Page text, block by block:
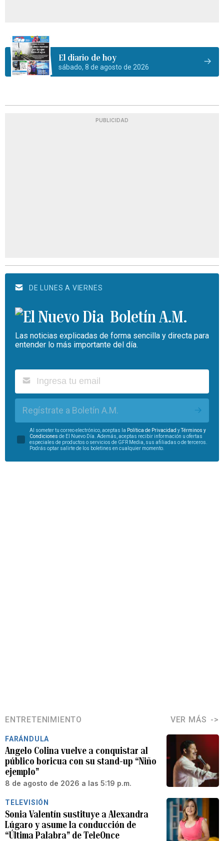
El diario de hoy
sábado, 8 de agosto de 2026
PUBLICIDAD
DE LUNES A VIERNES
Boletín A.M.
Las noticias explicadas de forma sencilla y directa para
entender lo más importante del día.
Regístrate a Boletín A.M.
Al someter tu correo electrónico, aceptas la Política de Privacidad yTérminos y
Condiciones de El Nuevo Día. Además, aceptas recibir información u ofertas
especiales de productos o servicios de GFR Media, sus afiliadas o de terceros.
Podrás optar salirte de los boletines en cualquier momento.
ENTRETENIMIENTO VER MÁS
FARÁNDULA
Angelo Colina vuelve a conquistar al
público boricua con su stand-up “Niño
ejemplo”
8 de agosto de 2026 a las 5:19 p.m.
TELEVISIÓN
Sonia Valentín sustituye a Alexandra
Lúgaro y asume la conducción de
“Última Palabra” de TeleOnce